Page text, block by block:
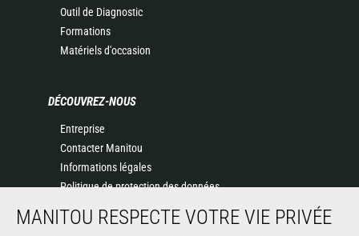
Outil de Diagnostic
Formations
Matériels d'occasion
DÉCOUVREZ-NOUS
Entreprise
Contacter Manitou
Informations légales
Politique de protection des données
Actualités
MANITOU RESPECTE VOTRE VIE PRIVÉE